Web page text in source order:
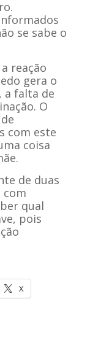
se sabe o
reação
gera o
a falta de
O
com este
coisa
de duas
com
qual
pois
X